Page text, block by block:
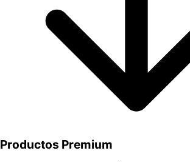
Productos Premium